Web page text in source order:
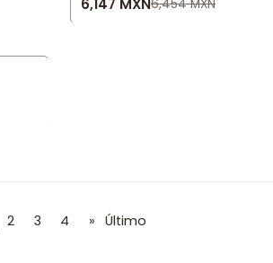
6,147 MXN6,454 MXN
2 3 4 » Último